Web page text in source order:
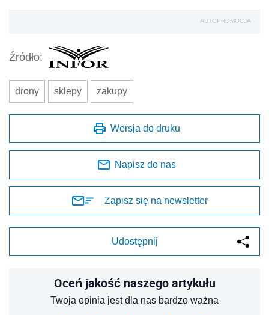
AUTOPROMOCJA
Źródło:
drony sklepy zakupy
Wersja do druku
Napisz do nas
Zapisz się na newsletter
Udostępnij
Oceń jakość naszego artykułu
Twoja opinia jest dla nas bardzo ważna